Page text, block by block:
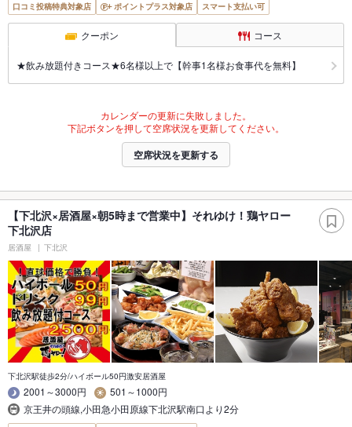
口コミ投稿特典対象店 ポイントプラス対象店 スマート支払い可
クーポン コース
★飲み放題付きコース★6名様以上で【幹事1名様お食事代を無料】
カレンダーの更新に失敗しました。
下記ボタンを押して空席状況を更新してください。
空席状況を更新する
【下北沢×居酒屋×朝5時まで営業中】それゆけ！鶏ヤロー
下北沢店
居酒屋 下北沢
下北沢駅徒歩2分/ハイボール50円激安居酒屋
2001～3000円
501～1000円
京王井の頭線,小田急小田原線下北沢駅南口より2分